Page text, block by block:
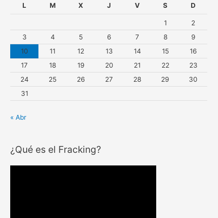
L M X J V S D
1
2
3
4 5 6 7 8
9
10
11 12 13 14 15
16
17
18 19 20 21 22
23
24
25 26 27 28 29
30
31
« Abr
¿Qué es el Fracking?